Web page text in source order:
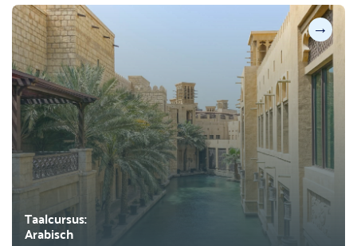
Taalcursus:
Arabisch
→